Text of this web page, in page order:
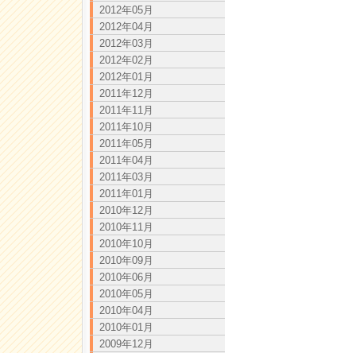
2012年05月
2012年04月
2012年03月
2012年02月
2012年01月
2011年12月
2011年11月
2011年10月
2011年05月
2011年04月
2011年03月
2011年01月
2010年12月
2010年11月
2010年10月
2010年09月
2010年06月
2010年05月
2010年04月
2010年01月
2009年12月